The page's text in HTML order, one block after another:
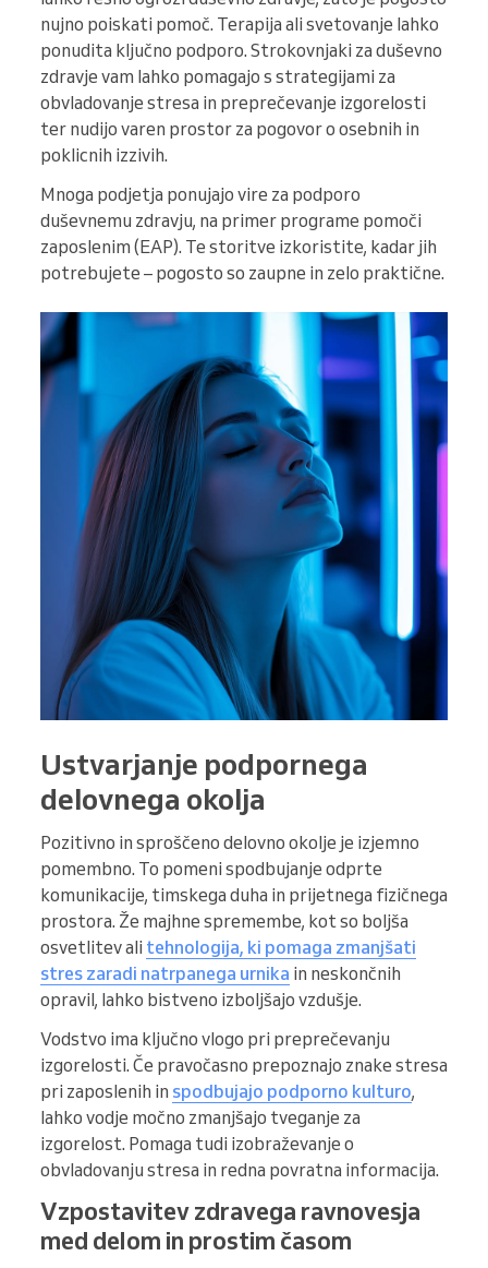
nujno poiskati pomoč. Terapija ali svetovanje lahko
ponudita ključno podporo. Strokovnjaki za duševno
zdravje vam lahko pomagajo s strategijami za
obvladovanje stresa in preprečevanje izgorelosti
ter nudijo varen prostor za pogovor o osebnih in
poklicnih izzivih.
Mnoga podjetja ponujajo vire za podporo
duševnemu zdravju, na primer programe pomoči
zaposlenim (EAP). Te storitve izkoristite, kadar jih
potrebujete – pogosto so zaupne in zelo praktične.
Ustvarjanje podpornega
delovnega okolja
Pozitivno in sproščeno delovno okolje je izjemno
pomembno. To pomeni spodbujanje odprte
komunikacije, timskega duha in prijetnega fizičnega
prostora. Že majhne spremembe, kot so boljša
osvetlitev ali tehnologija, ki pomaga zmanjšati
stres zaradi natrpanega urnika in neskončnih
opravil, lahko bistveno izboljšajo vzdušje.
Vodstvo ima ključno vlogo pri preprečevanju
izgorelosti. Če pravočasno prepoznajo znake stresa
pri zaposlenih in spodbujajo podporno kulturo,
lahko vodje močno zmanjšajo tveganje za
izgorelost. Pomaga tudi izobraževanje o
obvladovanju stresa in redna povratna informacija.
Vzpostavitev zdravega ravnovesja
med delom in prostim časom